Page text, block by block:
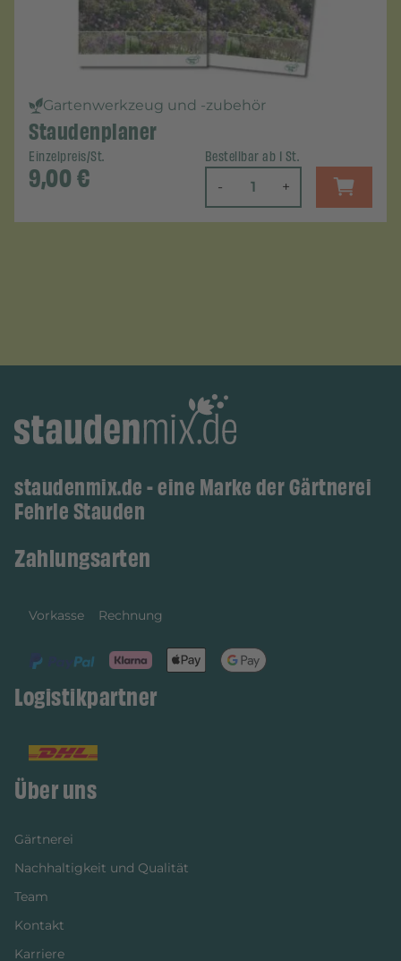
Gartenwerkzeug und -zubehör
Staudenplaner
Einzelpreis/St.
9,00€
Bestellbar ab 1 St.
- +
staudenmix.de - eine Marke der Gärtnerei
Fehrle Stauden
Zahlungsarten
Vorkasse Rechnung
Logistikpartner
Über uns
Gärtnerei
Nachhaltigkeit und Qualität
Team
Kontakt
Karriere